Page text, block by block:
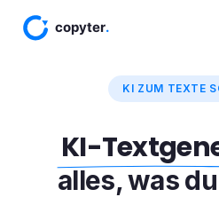
KI ZUM TEXTE
KI-
alles, was